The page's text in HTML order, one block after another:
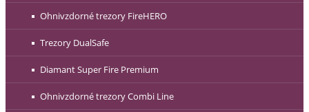
Ohnivzdorné trezory FireHERO
Trezory DualSafe
Diamant Super Fire Premium
Ohnivzdorné trezory Combi Line